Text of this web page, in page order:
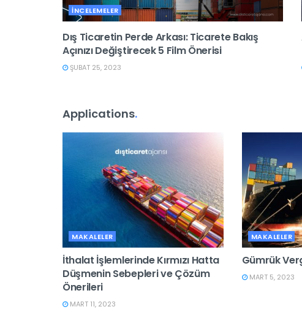
İNCELEMELER
Dış Ticaretin Perde Arkası: Ticarete Bakış
Açınızı Değiştirecek 5 Film Önerisi
ŞUBAT 25, 2023
Applications.
MAKALELER
İthalat İşlemlerinde Kırmızı Hatta
Düşmenin Sebepleri ve Çözüm
Önerileri
MART 11, 2023
MAKALELER
Gümrük
MART 5, 2023